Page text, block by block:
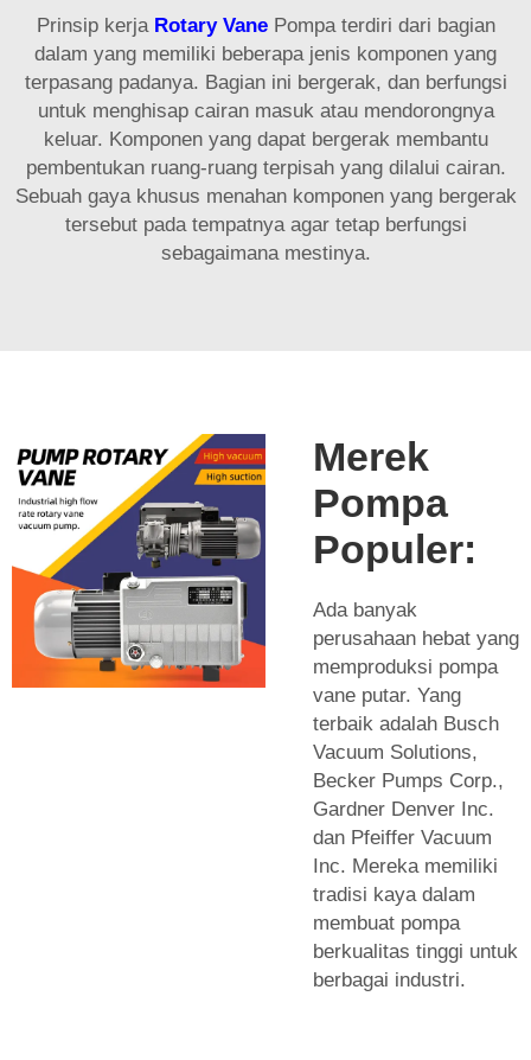
Prinsip kerja Rotary Vane Pompa terdiri dari bagian
dalam yang memiliki beberapa jenis komponen yang
terpasang padanya. Bagian ini bergerak, dan berfungsi
untuk menghisap cairan masuk atau mendorongnya
keluar. Komponen yang dapat bergerak membantu
pembentukan ruang-ruang terpisah yang dilalui cairan.
Sebuah gaya khusus menahan komponen yang bergerak
tersebut pada tempatnya agar tetap berfungsi
sebagaimana mestinya.
Merek
Pompa
Populer:
Ada banyak
perusahaan hebat yang
memproduksi pompa
vane putar. Yang
terbaik adalah Busch
Vacuum Solutions,
Becker Pumps Corp.,
Gardner Denver Inc.
dan Pfeiffer Vacuum
Inc. Mereka memiliki
tradisi kaya dalam
membuat pompa
berkualitas tinggi untuk
berbagai industri.